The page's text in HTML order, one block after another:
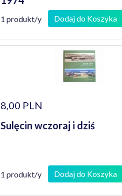
1 produkt/y Dodaj do Koszyka
8,00 PLN
Sulęcin wczoraj i dziś
1 produkt/y Dodaj do Koszyka